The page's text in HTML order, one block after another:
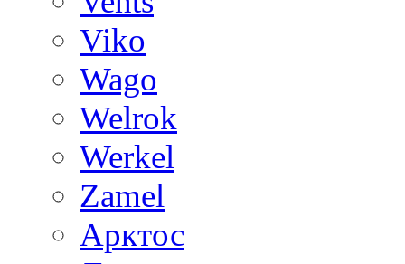
Viko
Wago
Welrok
Werkel
Zamel
Арктос